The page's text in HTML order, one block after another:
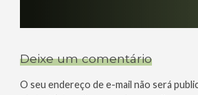
Deixe um comentário
O seu endereço de e-mail não será